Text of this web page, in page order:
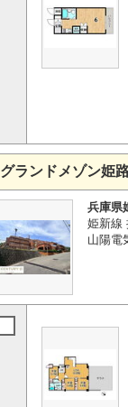
グランドメゾン姫
兵庫県
姫新線
山陽電